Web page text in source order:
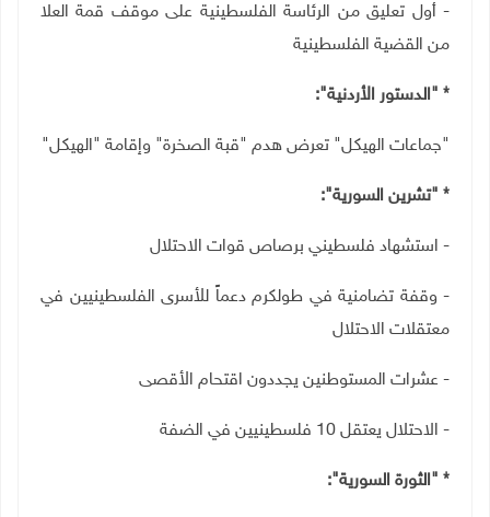
- أول تعليق من الرئاسة الفلسطينية على موقف قمة العلا
من القضية الفلسطينية
* "الدستور الأردنية":
"جماعات الهيكل" تعرض هدم "قبة الصخرة" وإقامة "الهيكل"
* "تشرين السورية":
- استشهاد فلسطيني برصاص قوات الاحتلال
- وقفة تضامنية في طولكرم دعماً للأسرى الفلسطينيين في
معتقلات الاحتلال
- عشرات المستوطنين يجددون اقتحام الأقصى
- الاحتلال يعتقل 10 فلسطينيين في الضفة
* "الثورة السورية":